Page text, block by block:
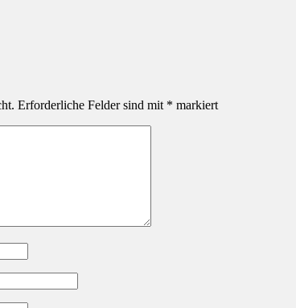
Erforderliche Felder sind mit * markiert